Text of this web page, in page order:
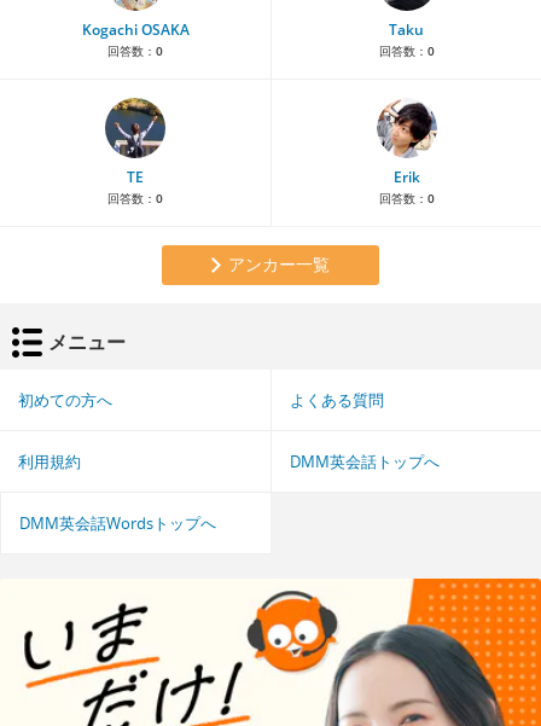
Kogachi OSAKA
回答数： 0
Taku
回答数： 0
TE
回答数： 0
Erik
回答数： 0
アンカー一覧
メニュー
初めての方へ よくある質問
利用規約 DMM英会話トップへ
DMM英会話Wordsトップへ